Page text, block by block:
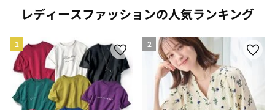
レディースファッションの人気ランキング
1 2